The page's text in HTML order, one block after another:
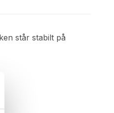
står stabilt på